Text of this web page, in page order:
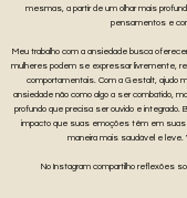
mesmas, a partir de um olhar mais
pensamentos e
Meu trabalho com a ansiedade busca
mulheres podem se expressar livremente,
comportamentais. Com a Gestalt, ajudo
ansiedade não como algo a ser combatido,
profundo que precisa ser ouvido e
impacto que suas emoções têm em suas
maneira mais saudável e leve.
No Instagram compartilho reflexões